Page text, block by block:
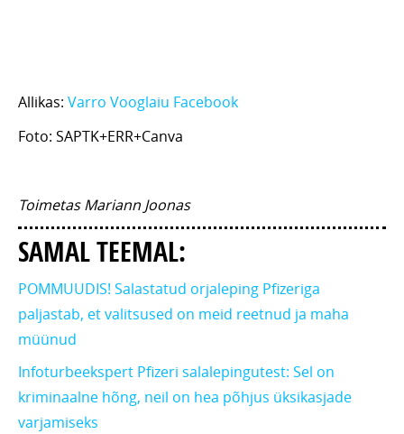
Allikas: Varro Vooglaiu Facebook
Foto: SAPTK+ERR+Canva
Toimetas Mariann Joonas
SAMAL TEEMAL:
POMMUUDIS! Salastatud orjaleping Pfizeriga
paljastab, et valitsused on meid reetnud ja maha
müünud
Infoturbeekspert Pfizeri salalepingutest: Sel on
kriminaalne hõng, neil on hea põhjus üksikasjade
varjamiseks